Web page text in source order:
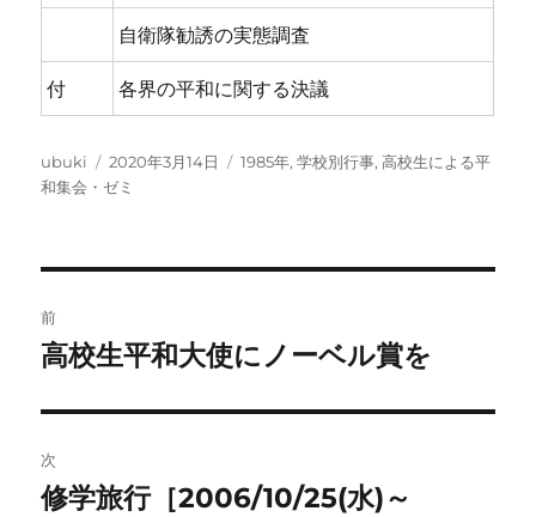
自衛隊勧誘の実態調査
付 各界の平和に関する決議
投
稿
ubuki
投
稿
2020年3月14日
カ
1985年,学校別行事,高校生による平
和集会・ゼミ
稿
ビ
ゲ
前
前
投
稿:
高校生平和大使にノーベル賞を
次
次
修学旅行［2006/10/25(水)～